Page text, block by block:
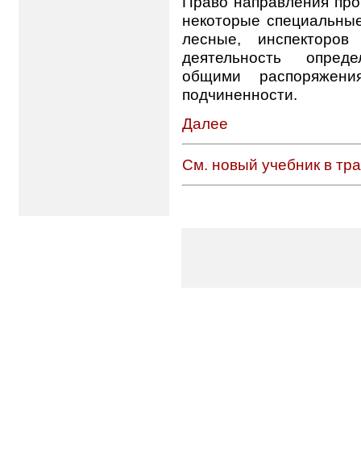
некоторые
лесные,
деятельность
общими
подчиненности.
Далее
См. новый учебник в